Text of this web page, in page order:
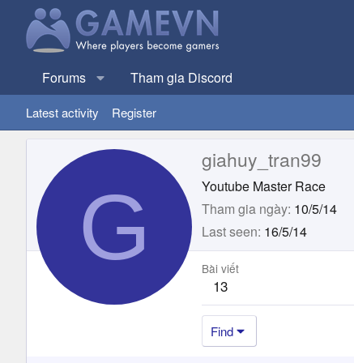
Forums Tham gia Discord
Latest activity Register
G
giahuy_tran99
Youtube Master Race
Tham gia ngày 10/5/14
Last seen 16/5/14
Bài viết
13
Find